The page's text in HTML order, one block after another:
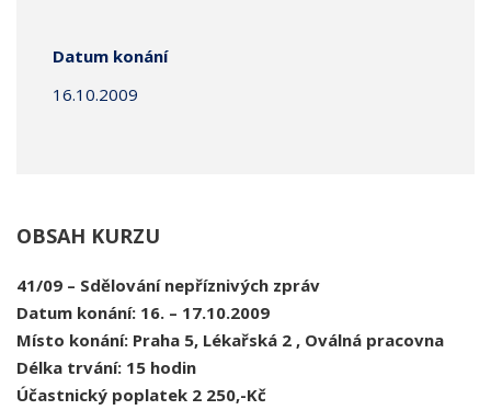
Datum konání
16.10.2009
OBSAH KURZU
41/09 – Sdělování nepříznivých zpráv
Datum konání: 16. – 17.10.2009
Místo konání: Praha 5, Lékařská 2 , Oválná pracovna
Délka trvání: 15 hodin
Účastnický poplatek 2 250,-Kč